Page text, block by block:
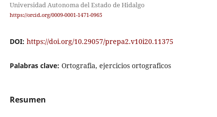
Universidad Autonoma del Estado de Hidalgo
https://orcid.org/0009-0001-1471-0965
DOI: https://doi.org/10.29057/prepa2.v10i20.11375
Palabras clave: Ortografia, ejercicios ortograficos
Resumen